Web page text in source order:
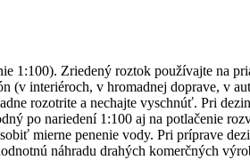
Zriedený roztok používajte na
interiéroch, v hromadnej doprave, v
rozotrite a nechajte vyschnúť. Pri
po nariedení 1:100 aj na potlačenie
mierne penenie vody. Pri príprave
náhradu drahých komerčných